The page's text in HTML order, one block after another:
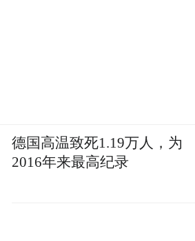
德国高温致死1.19万人，为
2016年来最高纪录